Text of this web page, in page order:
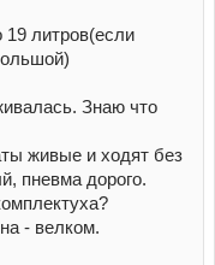
литров(если
Знаю что
живые и ходят без
пневма дорого.
- велком.